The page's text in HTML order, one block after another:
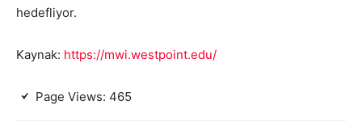
hedefliyor.
Kaynak: https://mwi.westpoint.edu/
Page Views: 465